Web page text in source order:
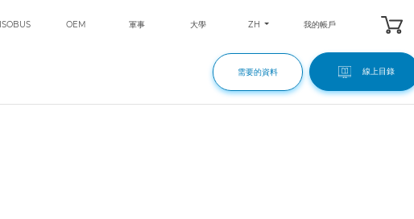
ISOBUS OEM 軍事 大學 ZH 我的帳戶
需要的資料 線上目錄